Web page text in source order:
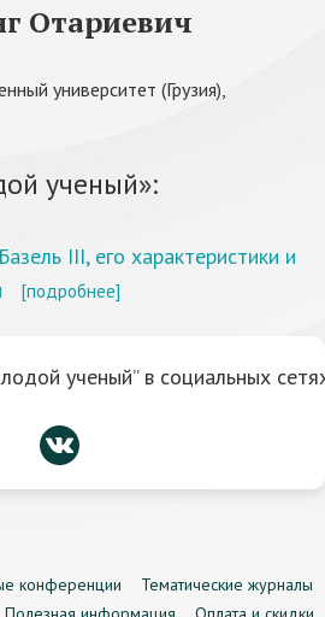
Отариевич
университет (Грузия),
ученый»:
III, его характеристики и
[подробнее]
ученый” в социальных
конференции
Тематические журналы